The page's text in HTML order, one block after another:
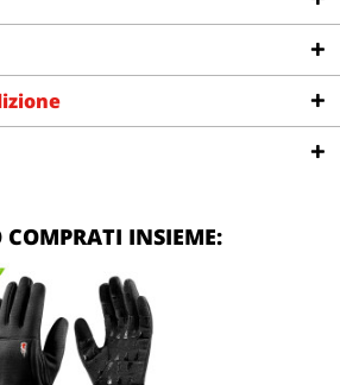
COMPRATI INSIEME: